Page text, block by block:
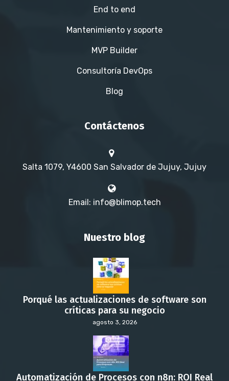
End to end
Mantenimiento y soporte
MVP Builder
Consultoría DevOps
Blog
Contáctenos
Salta 1079, Y4600 San Salvador de Jujuy, Jujuy
Email: info@blimop.tech
Nuestro blog
Porqué las actualizaciones de software son
críticas para su negocio
agosto 3, 2026
Automatización de Procesos con n8n: ROI Real